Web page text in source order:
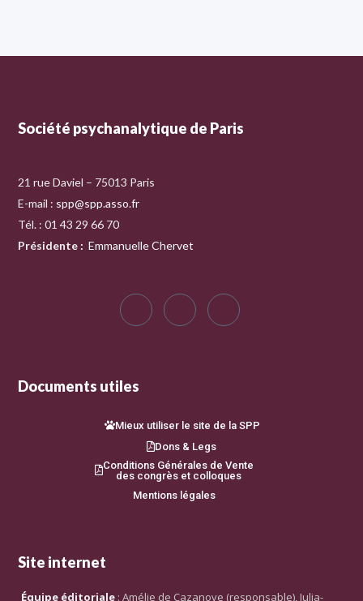
Société psychanalytique de Paris
21 rue Daviel – 75013 Paris
E-mail : spp@spp.asso.fr
Tél. : 01 43 29 66 70
Présidente : Emmanuelle Chervet
Documents utiles
Mieux utiliser le site de la SPP
Dons & Legs
Conditions Générales de Vente
des congrès et colloques
Mentions légales
Site internet
Équipe éditoriale : Amélie de Cazanove (responsable), Julia-